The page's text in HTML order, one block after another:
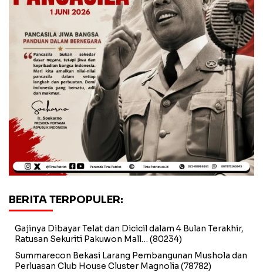
BERITA TERPOPULER:
Gajinya Dibayar Telat dan Dicicil dalam 4 Bulan Terakhir,
Ratusan Sekuriti Pakuwon Mall… (80234)
Summarecon Bekasi Larang Pembangunan Mushola dan
Perluasan Club House Cluster Magnolia (78782)